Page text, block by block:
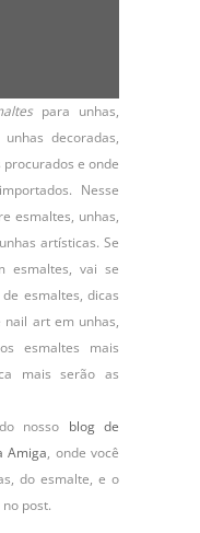
para unhas,
unhas decoradas,
procurados e onde
Nesse
esmaltes, unhas,
artísticas. Se
esmaltes, vai se
esmaltes, dicas
nail art em unhas,
esmaltes mais
mais serão as
nosso blog de
Amiga, onde você
do esmalte, e o
post.